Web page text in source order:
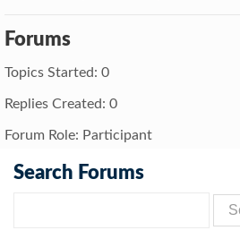
Forums
Topics Started: 0
Replies Created: 0
Forum Role: Participant
Search Forums